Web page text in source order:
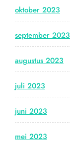
oktober 2023
september 2023
augustus 2023
juli 2023
juni 2023
mei 2023